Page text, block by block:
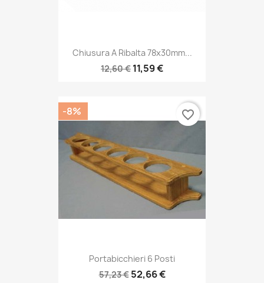
Chiusura A Ribalta 78x30mm...
12,60 € 11,59 €
Portabicchieri 6 Posti
57,23 € 52,66 €
-8% favorite_border